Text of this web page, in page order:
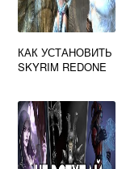
КАК УСТАНОВИТЬ
SKYRIM REDONE